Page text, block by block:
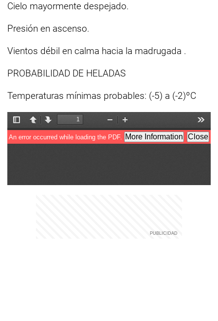
Cielo mayormente despejado.
Presión en ascenso.
Vientos débil en calma hacia la madrugada .
PROBABILIDAD DE HELADAS
Temperaturas mínimas probables: (-5) a (-2)ºC